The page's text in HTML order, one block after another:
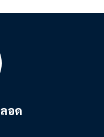
อด